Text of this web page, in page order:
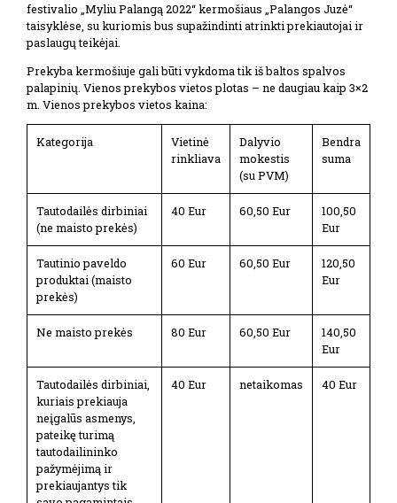
festivalio „Myliu Palangą 2022“ kermošiaus „Palangos Juzė“
taisyklėse, su kuriomis bus supažindinti atrinkti prekiautojai ir
paslaugų teikėjai.
Prekyba kermošiuje gali būti vykdoma tik iš baltos spalvos
palapinių. Vienos prekybos vietos plotas – ne daugiau kaip 3×2
m. Vienos prekybos vietos kaina:
Kategorija
Vietinė
rinkliava
Dalyvio
mokestis
(su PVM)
Bendra
suma
Tautodailės dirbiniai
(ne maisto prekės)
40 Eur 60,50 Eur
100,50
Eur
Tautinio paveldo
produktai (maisto
prekės)
60 Eur 60,50 Eur
120,50
Eur
Ne maisto prekės 80 Eur 60,50 Eur
140,50
Eur
Tautodailės dirbiniai,
kuriais prekiauja
neįgalūs asmenys,
pateikę turimą
tautodailininko
pažymėjimą ir
prekiaujantys tik
40 Eur netaikomas 40 Eur